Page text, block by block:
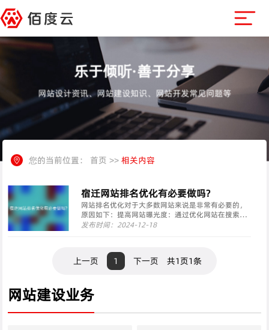
乐于倾听·善于分享
网站设计资讯、网站建设知识、网站开发常见问题等
您的当前位置： 首页 >>相关内容
宿迁网站排名优化有必要做吗?
网站排名优化对于大多数网站来说是非常有必要的，
原因如下：提高网站曝光度：通过优化网站在搜索引
擎中的排名，可以使网站在相关搜索结果中更容易被
当网站在搜···
发布时间：2024-12-18
上一页 1 下一页 共1页1条
网站建设业务